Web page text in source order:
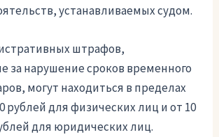
устанавливаемых судом.
штрафов,
за нарушение сроков временного
могут находиться в пределах
рублей для физических лиц и от 10
для юридических лиц.